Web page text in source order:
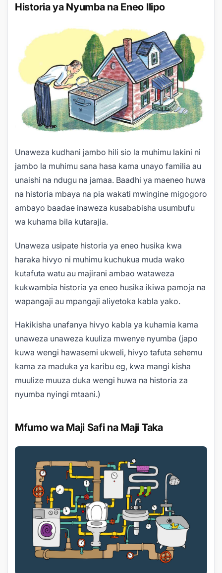
Historia ya Nyumba na Eneo Ilipo
Unaweza kudhani jambo hili sio la muhimu lakini ni
jambo la muhimu sana hasa kama unayo familia au
unaishi na ndugu na jamaa. Baadhi ya maeneo huwa
na historia mbaya na pia wakati mwingine migogoro
ambayo baadae inaweza kusababisha usumbufu
wa kuhama bila kutarajia.
Unaweza usipate historia ya eneo husika kwa
haraka hivyo ni muhimu kuchukua muda wako
kutafuta watu au majirani ambao wataweza
kukwambia historia ya eneo husika ikiwa pamoja na
wapangaji au mpangaji aliyetoka kabla yako.
Hakikisha unafanya hivyo kabla ya kuhamia kama
unaweza unaweza kuuliza mwenye nyumba (japo
kuwa wengi hawasemi ukweli, hivyo tafuta sehemu
kama za maduka ya karibu eg, kwa mangi kisha
muulize muuza duka wengi huwa na historia za
nyumba nyingi mtaani.)
Mfumo wa Maji Safi na Maji Taka